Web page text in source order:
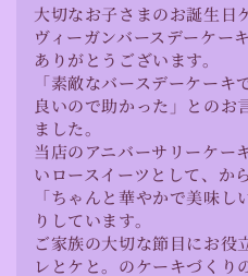
大切なお子さまのお誕生日
ヴィーガンバースデーケー
ありがとうございます。
「素敵なバースデーケー
良いので助かった」とのお
ました。
当店のアニバーサリーケー
いロースイーツとして、か
「ちゃんと華やかで美味
りしています。
ご家族の大切な節目にお役
レとケと。のケーキづくり